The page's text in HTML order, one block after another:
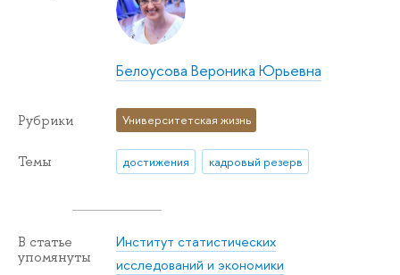
Белоусова Вероника Юрьевна
Рубрики Университетская жизнь
Темы достижения кадровый резерв
В статье
упомянуты
Институт статистических
исследований и экономики